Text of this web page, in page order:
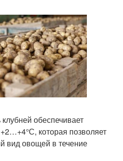
обеспечивает
которая позволяет
вид овощей в течение